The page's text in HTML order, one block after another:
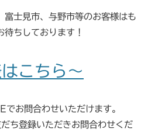
富士見市、与野市等のお客様はも
ちしております！
こちら～
お問合わせいただけます。
ち登録いただきお問合わせくだ